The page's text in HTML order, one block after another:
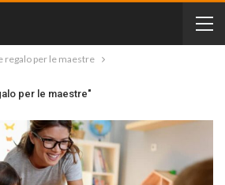
regalo per le maestre
per le maestre"